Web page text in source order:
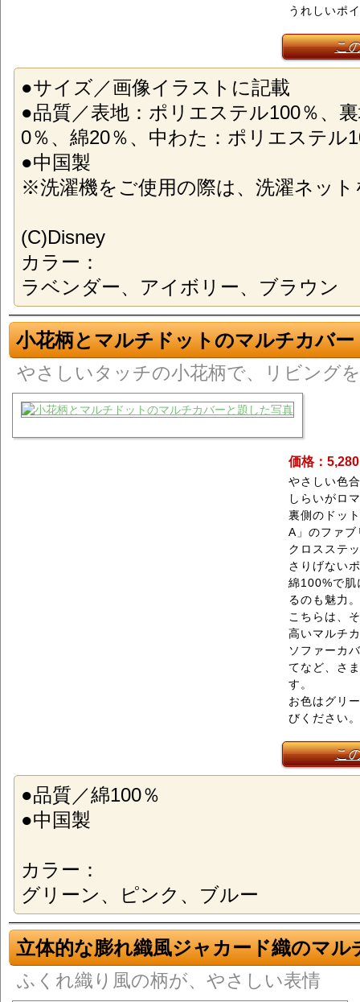
うれしいポ
こ
●サイズ／画像イラストに記載
●品質／表地：ポリエステル100％、
0％、綿20％、中わた：ポリエステル
●中国製
※洗濯機をご使用の際は、洗濯ネッ
(C)Disney
カラー：
ラベンダー、アイボリー、ブラウン
小花柄とマルチドットのマルチカバー
やさしいタッチの小花柄で、リビング
価格：
やさしい色
しらいがロ
裏側のドッ
A」のファ
クロスステ
さりげない
綿100%で肌
るのも魅力。
こちらは、
高いマルチ
ソファーカ
てなど、さ
す。
お色はグリ
びください。
こ
●品質／綿100％
●中国製
カラー：
グリーン、ピンク、ブルー
立体的な膨れ織風ジャカード織のマル
ふくれ織り風の柄が、やさしい表情